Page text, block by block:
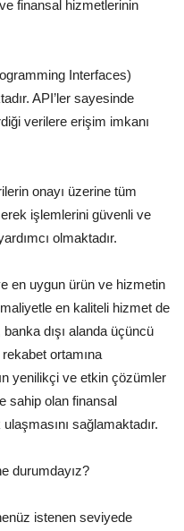
finansal hizmetlerinin
Interfaces)
API’ler sayesinde
verilere erişim imkanı
onayı üzerine tüm
işlemlerini güvenli ve
olmaktadır.
en uygun ürün ve hizmetin
en kaliteli hizmet de
dışı alanda üçüncü
ortamına
yenilikçi ve etkin çözümler
sahip olan finansal
sağlamaktadır.
durumdayız?
istenen seviyede